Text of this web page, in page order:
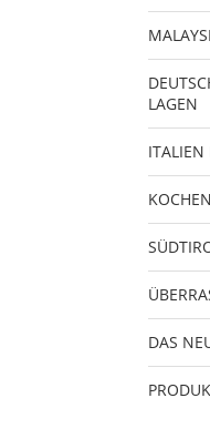
LAGEN
ITALIEN
DAS